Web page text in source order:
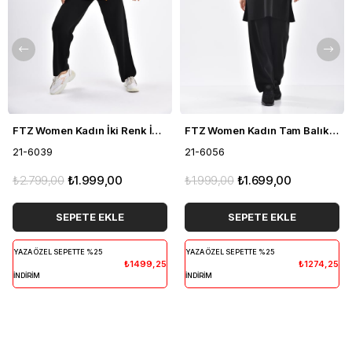
FTZ Women Kadın İki Renk İkili Takım Siyah 21-6039
21-6039
₺1.999,00
₺2.799,00
SEPETE EKLE
YAZA ÖZEL SEPETTE %25
İNDİRİM
₺1499,25
FTZ Women Kadın Tam Balıkçı İkili Takım Siyah 21-6056
21-6056
₺1.699,00
₺1.999,00
SEPETE EKLE
YAZA ÖZEL SEPETTE %25
İNDİRİM
₺1274,25